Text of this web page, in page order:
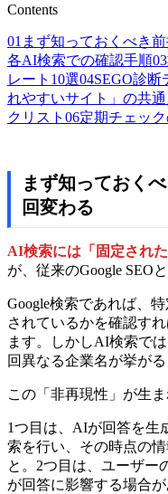
Contents
01 まず知っておくべき
各AI検索での確認手順03
レート10選04SEGO診
れやすいサイト」の共通
クリスト 06定期チェッ
まず知っておく
回変わる
AI検索には「固定され
が、従来のGoogle SEO
Google検索であれば、
されているかを確認す
ます。しかしAI検索で
回異なる企業名が挙がる
この「非再現性」が生
1つ目は、AIが回答を生
索を行い、その時点の
と。2つ目は、ユーザー
が回答に影響する場合